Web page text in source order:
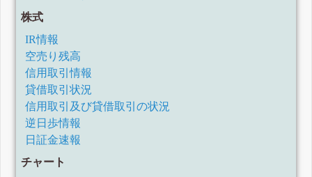
株式
IR情報
空売り残高
信用取引情報
貸借取引状況
信用取引及び貸借取引の状況
逆日歩情報
日証金速報
チャート